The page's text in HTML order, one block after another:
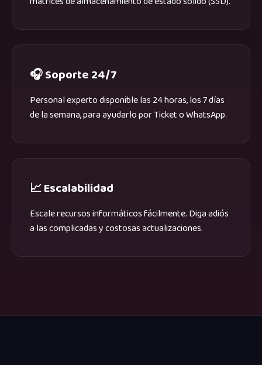
🎧 Soporte 24/7
Personal experto disponible las 24 horas, los 7 días
de la semana, para ayudarlo por Ticket o WhatsApp.
📈 Escalabilidad
Escale recursos informáticos fácilmente. Diga adiós
a las complicadas y costosas actualizaciones.